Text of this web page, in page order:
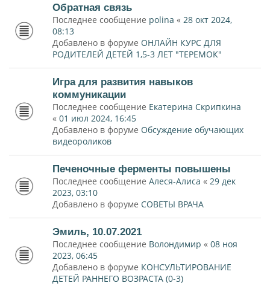
Обратная связь
Последнее сообщение polina « 28 окт 2024,
08:13
Добавлено в форуме ОНЛАЙН КУРС ДЛЯ
РОДИТЕЛЕЙ ДЕТЕЙ 1,5-3 ЛЕТ "ТЕРЕМОК"
Игра для развития навыков
коммуникации
Последнее сообщение Екатерина Скрипкина
« 01 июл 2024, 16:45
Добавлено в форуме Обсуждение обучающих
видеороликов
Печеночные ферменты повышены
Последнее сообщение Алеся-Алиса « 29 дек
2023, 03:10
Добавлено в форуме СОВЕТЫ ВРАЧА
Эмиль, 10.07.2021
Последнее сообщение Волондимир « 08 ноя
2023, 06:45
Добавлено в форуме КОНСУЛЬТИРОВАНИЕ
ДЕТЕЙ РАННЕГО ВОЗРАСТА (0-3)